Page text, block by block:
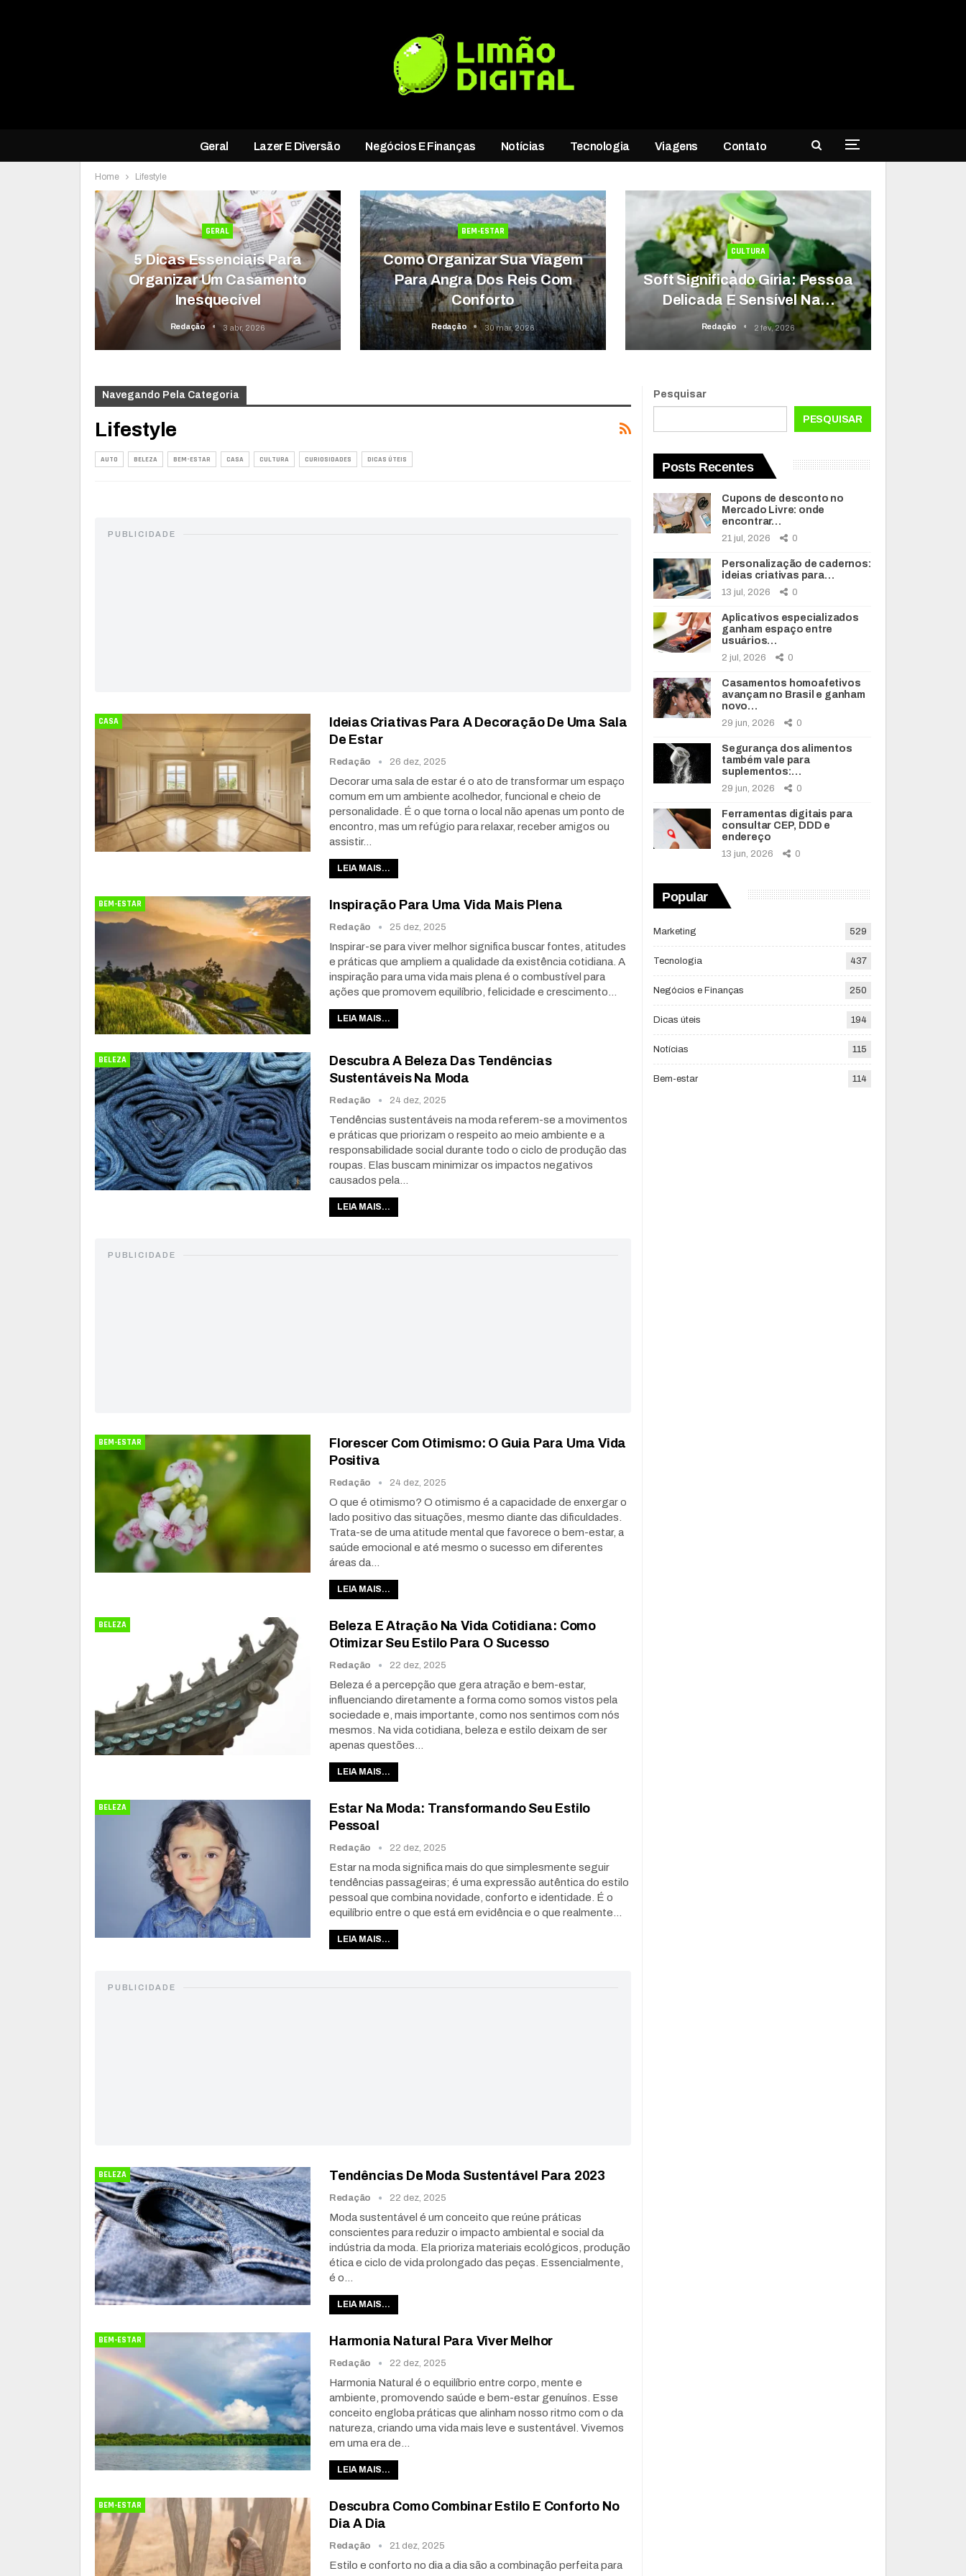
Geral Lazer E Diversão Negócios E Finanças Notícias Tecnologia Viagens Contato
Home Lifestyle
GERAL
5 Dicas Essenciais Para
Organizar Um Casamento
Inesquecível
Redação 3 abr, 2026
BEM-ESTAR
Como Organizar Sua Viagem
Para Angra Dos Reis Com
Conforto
Redação 30 mar, 2026
CULTURA
Soft Significado Gíria: Pessoa
Delicada E Sensível Na…
Redação 2 fev, 2026
Navegando Pela Categoria
Lifestyle
AUTO BELEZA BEM-ESTAR CASA CULTURA CURIOSIDADES DICAS ÚTEIS
PUBLICIDADE
CASA
Ideias Criativas Para A Decoração De Uma Sala
De Estar
Redação 26 dez, 2025
Decorar uma sala de estar é o ato de transformar um espaço
comum em um ambiente acolhedor, funcional e cheio de
personalidade. É o que torna o local não apenas um ponto de
encontro, mas um refúgio para relaxar, receber amigos ou
assistir…
LEIA MAIS...
BEM-ESTAR Inspiração Para Uma Vida Mais Plena
Redação 25 dez, 2025
Inspirar-se para viver melhor significa buscar fontes, atitudes
e práticas que ampliem a qualidade da existência cotidiana. A
inspiração para uma vida mais plena é o combustível para
ações que promovem equilíbrio, felicidade e crescimento…
LEIA MAIS...
BELEZA
Descubra A Beleza Das Tendências
Sustentáveis Na Moda
Redação 24 dez, 2025
Tendências sustentáveis na moda referem-se a movimentos
e práticas que priorizam o respeito ao meio ambiente e a
responsabilidade social durante todo o ciclo de produção das
roupas. Elas buscam minimizar os impactos negativos
causados pela…
LEIA MAIS...
PUBLICIDADE
BEM-ESTAR
Florescer Com Otimismo: O Guia Para Uma Vida
Positiva
Redação 24 dez, 2025
O que é otimismo? O otimismo é a capacidade de enxergar o
lado positivo das situações, mesmo diante das dificuldades.
Trata-se de uma atitude mental que favorece o bem-estar, a
saúde emocional e até mesmo o sucesso em diferentes
áreas da…
LEIA MAIS...
BELEZA
Beleza E Atração Na Vida Cotidiana: Como
Otimizar Seu Estilo Para O Sucesso
Redação 22 dez, 2025
Beleza é a percepção que gera atração e bem-estar,
influenciando diretamente a forma como somos vistos pela
sociedade e, mais importante, como nos sentimos com nós
mesmos. Na vida cotidiana, beleza e estilo deixam de ser
apenas questões…
LEIA MAIS...
BELEZA
Estar Na Moda: Transformando Seu Estilo
Pessoal
Redação 22 dez, 2025
Estar na moda significa mais do que simplesmente seguir
tendências passageiras; é uma expressão autêntica do estilo
pessoal que combina novidade, conforto e identidade. É o
equilíbrio entre o que está em evidência e o que realmente…
LEIA MAIS...
PUBLICIDADE
BELEZA Tendências De Moda Sustentável Para 2023
Redação 22 dez, 2025
Moda sustentável é um conceito que reúne práticas
conscientes para reduzir o impacto ambiental e social da
indústria da moda. Ela prioriza materiais ecológicos, produção
ética e ciclo de vida prolongado das peças. Essencialmente,
é o…
LEIA MAIS...
BEM-ESTAR Harmonia Natural Para Viver Melhor
Redação 22 dez, 2025
Harmonia Natural é o equilíbrio entre corpo, mente e
ambiente, promovendo saúde e bem-estar genuínos. Esse
conceito engloba práticas que alinham nosso ritmo com o da
natureza, criando uma vida mais leve e sustentável. Vivemos
em uma era de…
LEIA MAIS...
BEM-ESTAR
Descubra Como Combinar Estilo E Conforto No
Dia A Dia
Redação 21 dez, 2025
Estilo e conforto no dia a dia são a combinação perfeita para
Pesquisar
PESQUISAR
Posts Recentes
Cupons de desconto no
Mercado Livre: onde
encontrar…
21 jul, 2026 0
Personalização de cadernos:
ideias criativas para…
13 jul, 2026 0
Aplicativos especializados
ganham espaço entre
usuários…
2 jul, 2026 0
Casamentos homoafetivos
avançam no Brasil e ganham
novo…
29 jun, 2026 0
Segurança dos alimentos
também vale para
suplementos:…
29 jun, 2026 0
Ferramentas digitais para
consultar CEP, DDD e
endereço
13 jun, 2026 0
Popular
Marketing 529
Tecnologia 437
Negócios e Finanças 250
Dicas úteis 194
Notícias 115
Bem-estar 114